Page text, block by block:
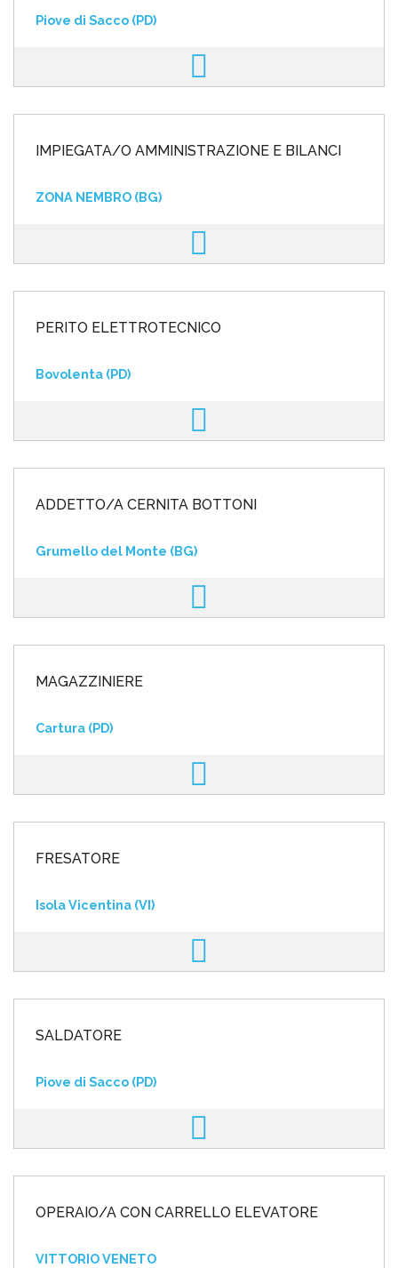
Piove di Sacco (PD)
IMPIEGATA/O AMMINISTRAZIONE E BILANCI
ZONA NEMBRO (BG)
PERITO ELETTROTECNICO
Bovolenta (PD)
ADDETTO/A CERNITA BOTTONI
Grumello del Monte (BG)
MAGAZZINIERE
Cartura (PD)
FRESATORE
Isola Vicentina (VI)
SALDATORE
Piove di Sacco (PD)
OPERAIO/A CON CARRELLO ELEVATORE
VITTORIO VENETO